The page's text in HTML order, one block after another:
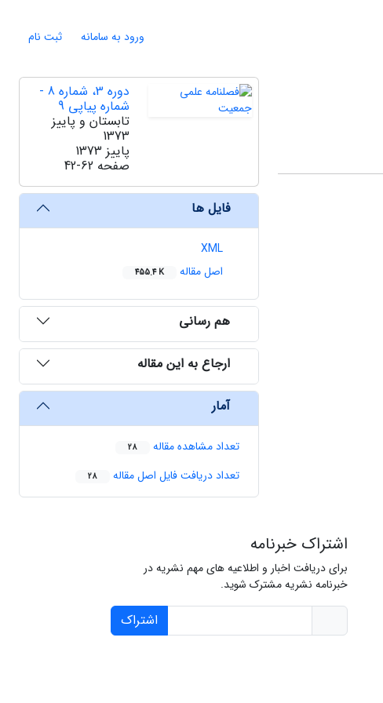
ورود به سامانه ثبت نام
دوره 3، شماره 8 -
شماره پیاپی 9
تابستان و پاییز
1373
پاییز 1373
صفحه 42-62
فایل ها
XML
اصل مقاله
455.4 K
هم رسانی
ارجاع به این مقاله
آمار
تعداد مشاهده مقاله 28
تعداد دریافت فایل اصل مقاله 28
اشتراک خبرنامه
برای دریافت اخبار و اطلاعیه های مهم نشریه در
خبرنامه نشریه مشترک شوید.
اشتراک